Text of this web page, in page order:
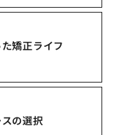
矯正ライフ
の選択